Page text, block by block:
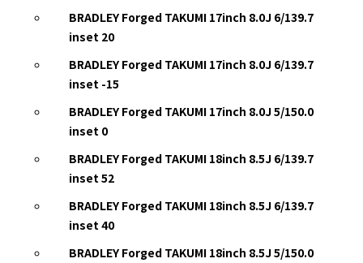
BRADLEY Forged TAKUMI 17inch 8.0J 6/139.7
inset 20
BRADLEY Forged TAKUMI 17inch 8.0J 6/139.7
inset -15
BRADLEY Forged TAKUMI 17inch 8.0J 5/150.0
inset 0
BRADLEY Forged TAKUMI 18inch 8.5J 6/139.7
inset 52
BRADLEY Forged TAKUMI 18inch 8.5J 6/139.7
inset 40
BRADLEY Forged TAKUMI 18inch 8.5J 5/150.0